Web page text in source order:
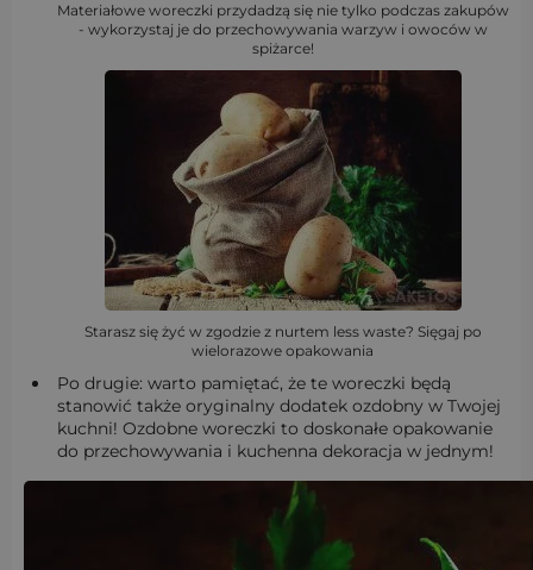
Materiałowe woreczki przydadzą się nie tylko podczas zakupów
- wykorzystaj je do przechowywania warzyw i owoców w
spiżarce!
Starasz się żyć w zgodzie z nurtem less waste? Sięgaj po
wielorazowe opakowania
Po drugie: warto pamiętać, że te woreczki będą
stanowić także oryginalny dodatek ozdobny w Twojej
kuchni! Ozdobne woreczki to doskonałe opakowanie
do przechowywania i kuchenna dekoracja w jednym!